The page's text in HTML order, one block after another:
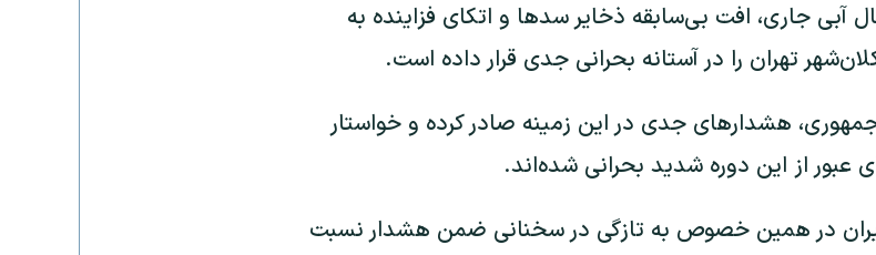
جاری، افت بی‌سابقه ذخایر سدها و اتکای فزاینده به
تهران را در آستانه بحرانی جدی قرار داده است.
هشدارهای جدی در این زمینه صادر کرده و خواستار
از این دوره شدید بحرانی شده‌اند.
در همین خصوص به تازگی در سخنانی ضمن هشدار نسبت